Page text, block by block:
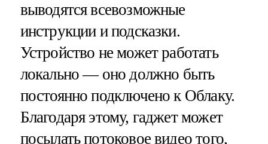
выводятся всевозможные
инструкции и подсказки.
Устройство не может работать
локально — оно должно быть
постоянно подключено к Облаку.
Благодаря этому, гаджет может
посылать потоковое видео того,